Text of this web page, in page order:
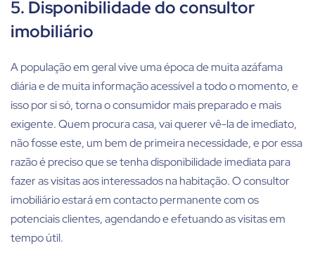
5. Disponibilidade do consultor
imobiliário
A população em geral vive uma época de muita azáfama
diária e de muita informação acessível a todo o momento, e
isso por si só, torna o consumidor mais preparado e mais
exigente. Quem procura casa, vai querer vê-la de imediato,
não fosse este, um bem de primeira necessidade, e por essa
razão é preciso que se tenha disponibilidade imediata para
fazer as visitas aos interessados na habitação. O consultor
imobiliário estará em contacto permanente com os
potenciais clientes, agendando e efetuando as visitas em
tempo útil.